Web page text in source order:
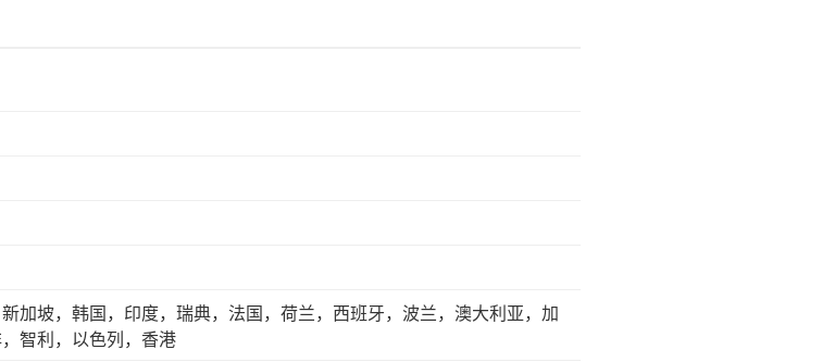
加坡，韩国，印度，瑞典，法国，荷兰，西班牙，波兰，澳大利亚，加
智利，以色列，香港